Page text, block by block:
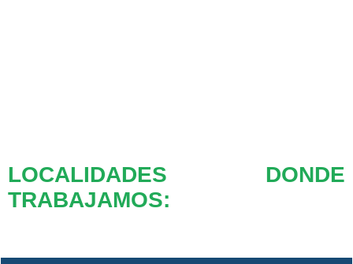
LOCALIDADES DONDE
TRABAJAMOS: